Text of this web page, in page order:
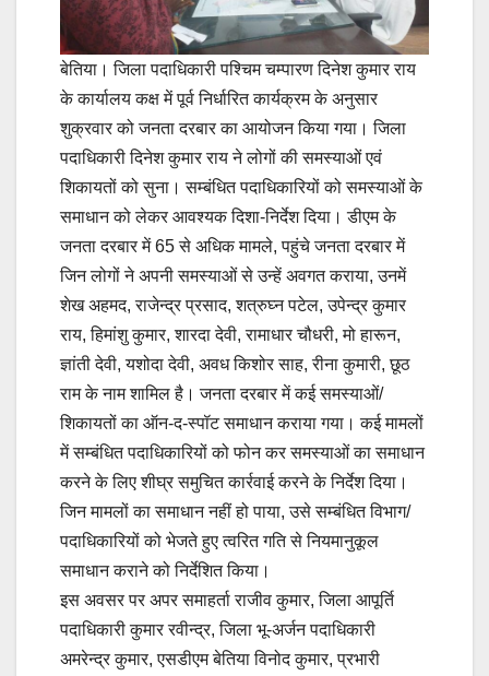
बेतिया। जिला पदाधिकारी पश्चिम चम्पारण दिनेश कुमार राय
के कार्यालय कक्ष में पूर्व निर्धारित कार्यक्रम के अनुसार
शुक्रवार को जनता दरबार का आयोजन किया गया। जिला
पदाधिकारी दिनेश कुमार राय ने लोगों की समस्याओं एवं
शिकायतों को सुना। सम्बंधित पदाधिकारियों को समस्याओं के
समाधान को लेकर आवश्यक दिशा-निर्देश दिया। डीएम के
जनता दरबार में 65 से अधिक मामले, पहुंचे जनता दरबार में
जिन लोगों ने अपनी समस्याओं से उन्हें अवगत कराया, उनमें
शेख अहमद, राजेन्द्र प्रसाद, शत्रुघ्न पटेल, उपेन्द्र कुमार
राय, हिमांशु कुमार, शारदा देवी, रामाधार चौधरी, मो हारून,
ज्ञांती देवी, यशोदा देवी, अवध किशोर साह, रीना कुमारी, छूठ
राम के नाम शामिल है। जनता दरबार में कई समस्याओं/
शिकायतों का ऑन-द-स्पॉट समाधान कराया गया। कई मामलों
में सम्बंधित पदाधिकारियों को फोन कर समस्याओं का समाधान
करने के लिए शीघ्र समुचित कार्रवाई करने के निर्देश दिया।
जिन मामलों का समाधान नहीं हो पाया, उसे सम्बंधित विभाग/
पदाधिकारियों को भेजते हुए त्वरित गति से नियमानुकूल
समाधान कराने को निर्देशित किया।
इस अवसर पर अपर समाहर्ता राजीव कुमार, जिला आपूर्ति
पदाधिकारी कुमार रवीन्द्र, जिला भू-अर्जन पदाधिकारी
अमरेन्द्र कुमार, एसडीएम बेतिया विनोद कुमार, प्रभारी